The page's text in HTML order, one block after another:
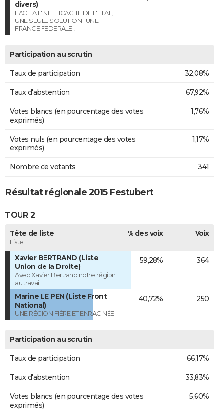
divers)
FACE A L'INEFFICACITE DE L'ETAT,
UNE SEULE SOLUTION : UNE
FRANCE FEDERALE !
Participation au scrutin
Taux de participation 32,08%
Taux d'abstention 67,92%
Votes blancs (en pourcentage des votes
exprimés)
1,76%
Votes nuls (en pourcentage des votes
exprimés)
1,17%
Nombre de votants 341
Résultat régionale 2015 Festubert
TOUR 2
Tête de liste
Liste
% des voix Voix
Xavier BERTRAND (Liste
Union de la Droite)
Avec Xavier Bertrand notre région
au travail
59,28% 364
Marine LE PEN (Liste Front
National)
UNE RÉGION FIÈRE ET ENRACINÉE
40,72% 250
Participation au scrutin
Taux de participation 66,17%
Taux d'abstention 33,83%
Votes blancs (en pourcentage des votes
exprimés)
5,60%